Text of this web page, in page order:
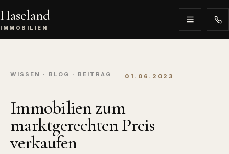
Haseland
IMMOBILIEN
WISSEN · BLOG · BEITRAG 01.06.2023
Immobilien zum
marktgerechten Preis
verkaufen